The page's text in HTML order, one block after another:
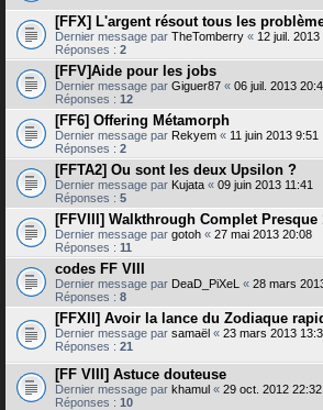
[FFX] L'argent résout tous les
Dernier message par TheTomberry « 12 juil. 2013
Réponses : 2
[FFV]Aide pour les jobs
Dernier message par Giguer87 « 06 juil. 2013
Réponses : 12
[FF6] Offering Métamorph
Dernier message par Rekyem « 11 juin 2013 9:51
Réponses : 2
[FFTA2] Ou sont les deux Upsilon ?
Dernier message par Kujata « 09 juin 2013 11:41
Réponses : 5
[FFVIII] Walkthrough Complet Presque
Dernier message par gotoh « 27 mai 2013 20:08
Réponses : 11
codes FF VIII
Dernier message par DeaD_PiXeL « 28 mars
Réponses : 8
[FFXII] Avoir la lance du Zodiaque
Dernier message par samaël « 23 mars 2013
Réponses : 21
[FF VIII] Astuce douteuse
Dernier message par khamul « 29 oct. 2012 22:32
Réponses : 10